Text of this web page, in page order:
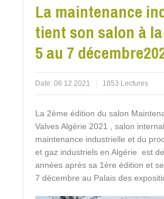
La maintenance
tient son salon à
5 au 7
Date: 06 12 2021 1853 Lectures
La 2ème édition du salon
Valves Algérie 2021 , salon
maintenance industrielle et du
et gaz industriels en Algérie est
années après sa 1ère édition et
7 décembre au Palais des